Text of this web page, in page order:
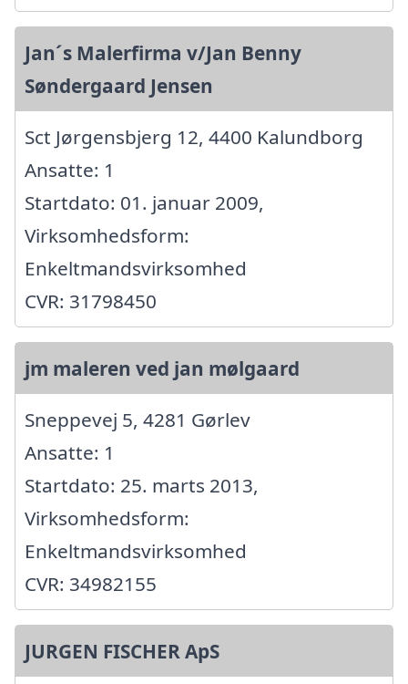
Jan´s Malerfirma v/Jan Benny
Søndergaard Jensen
Sct Jørgensbjerg 12, 4400 Kalundborg
Ansatte: 1
Startdato: 01. januar 2009,
Virksomhedsform:
Enkeltmandsvirksomhed
CVR: 31798450
jm maleren ved jan mølgaard
Sneppevej 5, 4281 Gørlev
Ansatte: 1
Startdato: 25. marts 2013,
Virksomhedsform:
Enkeltmandsvirksomhed
CVR: 34982155
JURGEN FISCHER ApS